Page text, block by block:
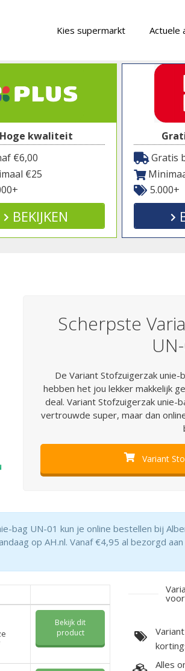
Kies supermarkt Actuele
Hoge kwaliteit
€6,00
€25
BEKIJKEN
Gratis
5.000+
Scherpste
De Variant Stofzuigerzak
hebben het jou lekker makkelijk
deal. Variant Stofzuigerzak
vertrouwde super, maar dan
Variant
bag UN-01 kun je online bestellen bij
op AH.nl. Vanaf €4,95 al bezorgd
Bekijk dit
product
Alles